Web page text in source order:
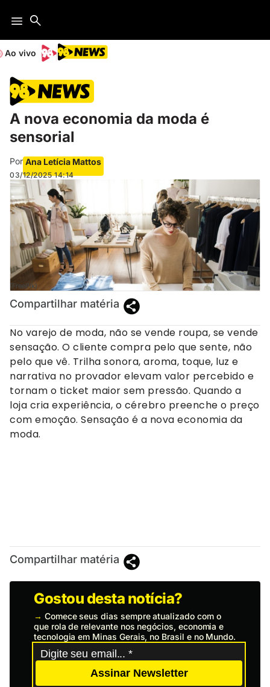
Ao vivo
A nova economia da moda é
sensorial
Por Ana Letícia Mattos
03/12/2025 14:14
(FreePik)
Compartilhar matéria
No varejo de moda, não se vende roupa, se vende
sensação. O cliente compra pelo que sente, não
pelo que vê. Trilha sonora, aroma, toque, luz e
narrativa no provador elevam valor percebido e
tornam o ticket maior sem pressão. Quando a
loja cria experiência, o cérebro preenche o preço
com emoção. Sensação é a nova economia da
moda.
Compartilhar matéria
Gostou desta notícia?
→ Comece seus dias sempre atualizado com o
que rola de relevante nos negócios, economia e
tecnologia em Minas Gerais, no Brasil e no Mundo.
Assinar Newsletter